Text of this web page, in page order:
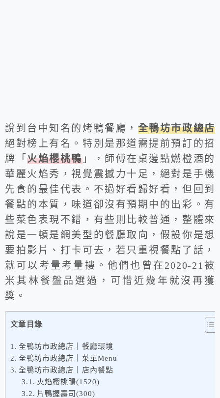
說到台中知名的烤鴨餐廳， 全鴨坊市政總店
絕對榜上有名。特別是那道需提前預訂的招
牌「火焰櫻桃鴨」，師傅在桌邊點燃橙酒的
華麗火焰秀，視覺震撼力十足，絕對是手機
先食的最佳代表。不過好看歸好看，但回到
餐點的本質，味道卻沒有預期中的出彩。有
些菜色表現不錯，有些則比較普通，整體來
說是一頓是網美型的餐廳取向，假設你是想
要拍影片、打卡可去，若只重視餐點了話，
就可以考量考量摟。他們也曾在2020-21被
米其林餐盤品選過，可惜近幾年就沒再獲
獎。
文章目錄
全鴨坊市政總店｜餐廳環境
全鴨坊市政總店｜菜單Menu
全鴨坊市政總店｜店內餐點
火焰櫻桃鴨(1520)
片鴨握壽司(300)